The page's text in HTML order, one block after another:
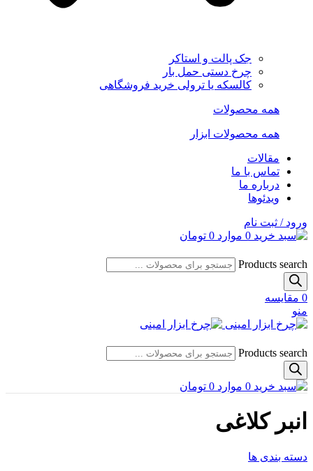
جک پالت و استاکر
چرخ دستی حمل بار
کالسکه یا ترولی خرید فروشگاهی
همه محصولات
همه محصولات ابزار
مقالات
تماس با ما
درباره ما
ویدئوها
ورود / ثبت نام
0 موارد 0 تومان
Products search
0 مقایسه
منو
Products search
0 موارد 0 تومان
انبر کلاغی
دسته بندی ها